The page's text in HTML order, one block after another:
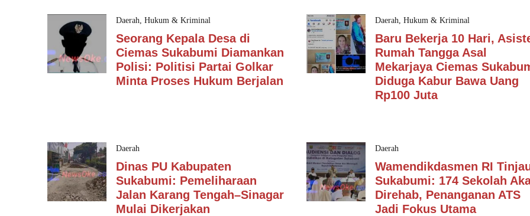
Daerah Hukum & Kriminal
Seorang Kepala Desa di
Ciemas Sukabumi Diamankan
Polisi: Politisi Partai Golkar
Minta Proses Hukum Berjalan
Daerah Hukum & Kriminal
Baru Bekerja 10 Hari,
Rumah Tangga Asal
Mekarjaya Ciemas
Diduga Kabur Bawa Uang
Rp100 Juta
Daerah
Dinas PU Kabupaten
Sukabumi: Pemeliharaan
Jalan Karang Tengah–Sinagar
Mulai Dikerjakan
Daerah
Wamendikdasmen RI
Sukabumi: 174 Sekolah
Direhab, Penanganan ATS
Jadi Fokus Utama